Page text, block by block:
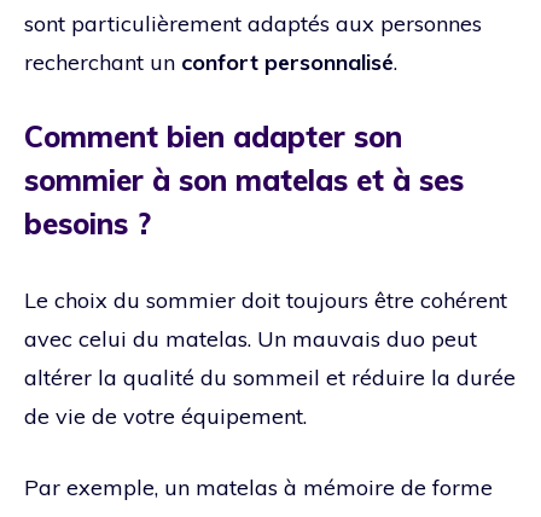
sont particulièrement adaptés aux personnes
recherchant un confort personnalisé.
Comment bien adapter son
sommier à son matelas et à ses
besoins ?
Le choix du sommier doit toujours être cohérent
avec celui du matelas. Un mauvais duo peut
altérer la qualité du sommeil et réduire la durée
de vie de votre équipement.
Par exemple, un matelas à mémoire de forme